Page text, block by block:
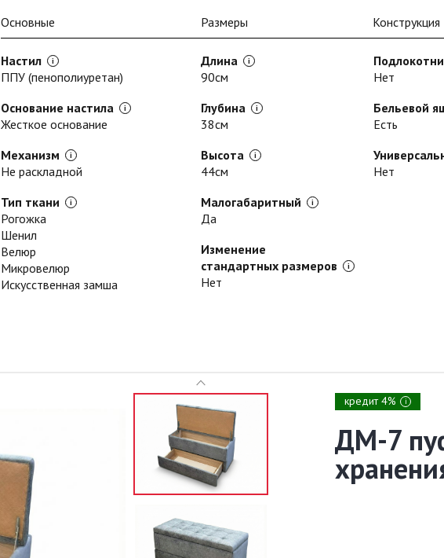
Основные Размеры Конструкция
Настил
ППУ (пенополиуретан)
Основание настила
Жесткое основание
Механизм
Не раскладной
Тип ткани
Рогожка
Шенил
Велюр
Микровелюр
Искусственная замша
Длина
90см
Глубина
38см
Высота
44см
Малогабаритный
Да
Изменение
стандартных размеров
Нет
Нет
Бельевой
Есть
Нет
кредит 4% i
ДМ-7